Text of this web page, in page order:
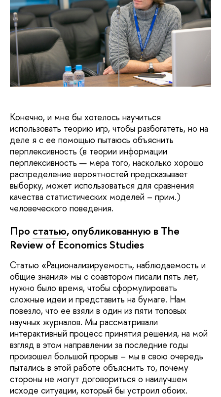
Конечно, и мне бы хотелось научиться
использовать теорию игр, чтобы разбогатеть, но на
деле я с ее помощью пытаюсь объяснить
перплексивность (в теории информации
перплексивность — мера того, насколько хорошо
распределение вероятностей предсказывает
выборку, может использоваться для сравнения
качества статистических моделей – прим.)
человеческого поведения.
Про статью, опубликованную в The
Review of Economics Studies
Статью «Рационализируемость, наблюдаемость и
общие знания» мы с соавтором писали пять лет,
нужно было время, чтобы сформулировать
сложные идеи и представить на бумаге. Нам
повезло, что ее взяли в один из пяти топовых
научных журналов. Мы рассматривали
интерактивный процесс принятия решения, на мой
взгляд в этом направлении за последние годы
произошел большой прорыв – мы в свою очередь
пытались в этой работе объяснить то, почему
стороны не могут договориться о наилучшем
исходе ситуации, который бы устроил обоих.